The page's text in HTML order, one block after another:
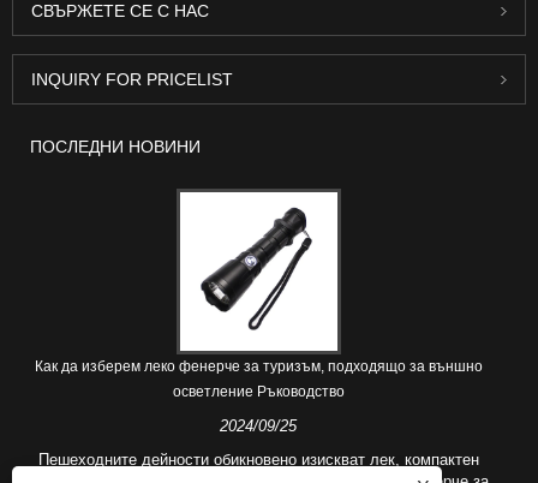
СВЪРЖЕТЕ СЕ С НАС
INQUIRY FOR PRICELIST
ПОСЛЕДНИ НОВИНИ
Как да изберем леко фенерче за туризъм, подходящо за външно
осветление Ръководство
2024/09/25
Пешеходните дейности обикновено изискват лек, компактен